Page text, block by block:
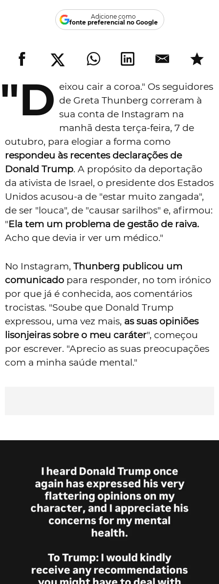
Adicione como
fonte preferencial no Google
"D eixou cair a coroa." Os seguidores
de Greta Thunberg correram à
sua conta de Instagram na
manhã desta terça-feira, 7 de
outubro, para elogiar a forma como
respondeu às recentes declarações de
Donald Trump. A propósito da deportação
da ativista de Israel, o presidente dos Estados
Unidos acusou-a de "estar muito zangada",
de ser "louca", de "causar sarilhos" e, afirmou:
"Ela tem um problema de gestão de raiva.
Acho que devia ir ver um médico."
No Instagram, Thunberg publicou um
comunicado para responder, no tom irónico
por que já é conhecida, aos comentários
trocistas. "Soube que Donald Trump
expressou, uma vez mais, as suas opiniões
lisonjeiras sobre o meu caráter", começou
por escrever. "Aprecio as suas preocupações
com a minha saúde mental."